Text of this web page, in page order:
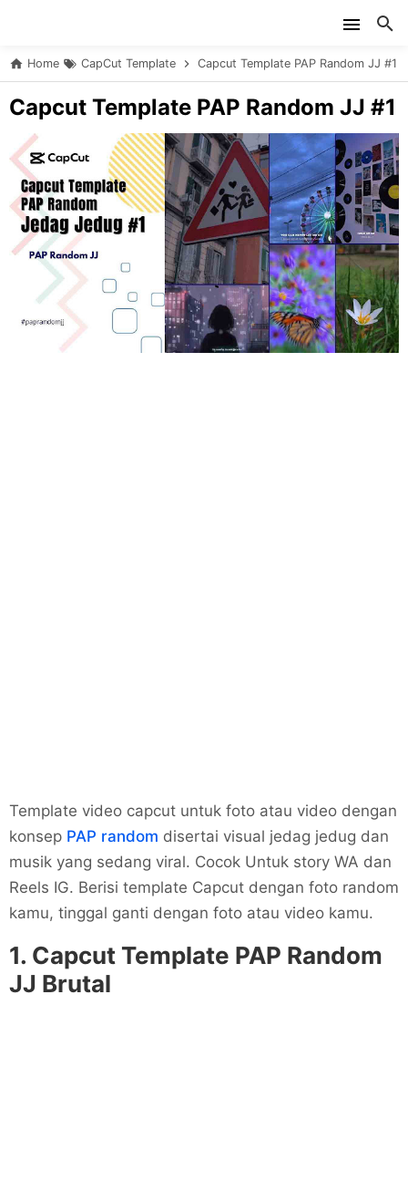
Home CapCut Template Capcut Template PAP Random JJ #1
Capcut Template PAP Random JJ #1
Template video capcut untuk foto atau video dengan
konsep PAP random disertai visual jedag jedug dan
musik yang sedang viral. Cocok Untuk story WA dan
Reels IG. Berisi template Capcut dengan foto random
kamu, tinggal ganti dengan foto atau video kamu.
1. Capcut Template PAP Random
JJ Brutal